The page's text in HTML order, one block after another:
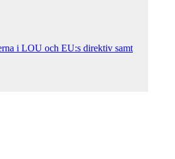
i LOU och EU:s direktiv samt